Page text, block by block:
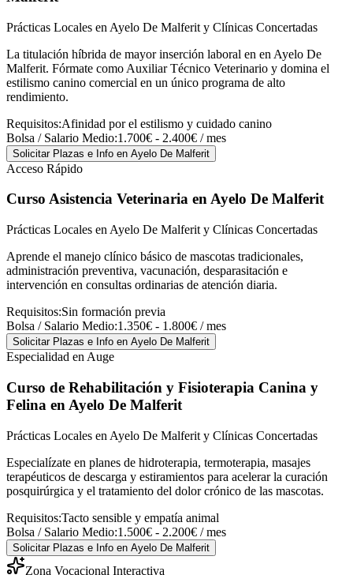
Prácticas Locales en Ayelo De Malferit y Clínicas Concertadas
La titulación híbrida de mayor inserción laboral en en Ayelo De
Malferit. Fórmate como Auxiliar Técnico Veterinario y domina el
estilismo canino comercial en un único programa de alto
rendimiento.
Requisitos:Afinidad por el estilismo y cuidado canino
Bolsa / Salario Medio:1.700€ - 2.400€ / mes
Solicitar Plazas e Info en Ayelo De Malferit
Acceso Rápido
Curso Asistencia Veterinaria en Ayelo De Malferit
Prácticas Locales en Ayelo De Malferit y Clínicas Concertadas
Aprende el manejo clínico básico de mascotas tradicionales,
administración preventiva, vacunación, desparasitación e
intervención en consultas ordinarias de atención diaria.
Requisitos:Sin formación previa
Bolsa / Salario Medio:1.350€ - 1.800€ / mes
Solicitar Plazas e Info en Ayelo De Malferit
Especialidad en Auge
Curso de Rehabilitación y Fisioterapia Canina y
Felina en Ayelo De Malferit
Prácticas Locales en Ayelo De Malferit y Clínicas Concertadas
Especialízate en planes de hidroterapia, termoterapia, masajes
terapéuticos de descarga y estiramientos para acelerar la curación
posquirúrgica y el tratamiento del dolor crónico de las mascotas.
Requisitos:Tacto sensible y empatía animal
Bolsa / Salario Medio:1.500€ - 2.200€ / mes
Solicitar Plazas e Info en Ayelo De Malferit
Zona Vocacional Interactiva